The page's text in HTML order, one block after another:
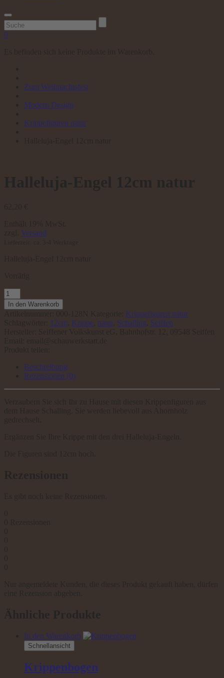
Suchen
nach:
0
Zum Weihnachtsfest
Modern Design
Krippefiguren natur
Versand
Halleluja-
Engel
12cm
In den Warenkorb
Krippefiguren natur
12cm Krippe natur, Schalling Seiffen
Beschreibung
Rezensionen (0)
In den Warenkorb
Schnellansicht
Krippenbogen